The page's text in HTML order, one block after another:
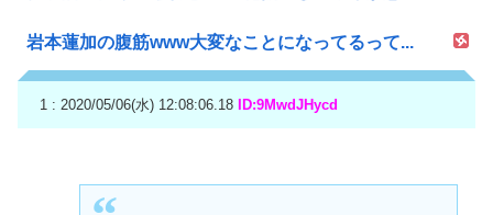
岩本蓮加の腹筋www大変なことになってるって...
1 : 2020/05/06(水) 12:08:06.18 ID:9MwdJHycd